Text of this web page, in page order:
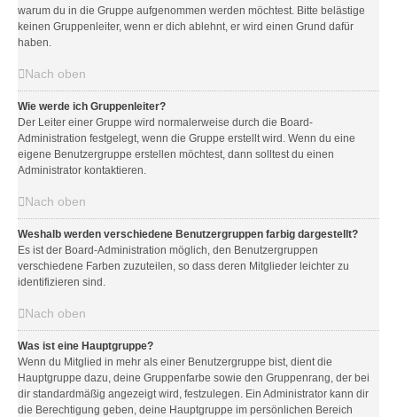
warum du in die Gruppe aufgenommen werden möchtest. Bitte belästige
keinen Gruppenleiter, wenn er dich ablehnt, er wird einen Grund dafür
haben.
Nach oben
Wie werde ich Gruppenleiter?
Der Leiter einer Gruppe wird normalerweise durch die Board-
Administration festgelegt, wenn die Gruppe erstellt wird. Wenn du eine
eigene Benutzergruppe erstellen möchtest, dann solltest du einen
Administrator kontaktieren.
Nach oben
Weshalb werden verschiedene Benutzergruppen farbig dargestellt?
Es ist der Board-Administration möglich, den Benutzergruppen
verschiedene Farben zuzuteilen, so dass deren Mitglieder leichter zu
identifizieren sind.
Nach oben
Was ist eine Hauptgruppe?
Wenn du Mitglied in mehr als einer Benutzergruppe bist, dient die
Hauptgruppe dazu, deine Gruppenfarbe sowie den Gruppenrang, der bei
dir standardmäßig angezeigt wird, festzulegen. Ein Administrator kann dir
die Berechtigung geben, deine Hauptgruppe im persönlichen Bereich